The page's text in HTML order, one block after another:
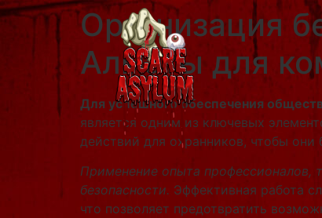
Организация
Алматы для
Для успешного обеспечения
является одним из ключевых
действий для охранников, чтобы
Применение опыта профессионалов,
безопасности. Эффективная работа
что позволяет предотвратить